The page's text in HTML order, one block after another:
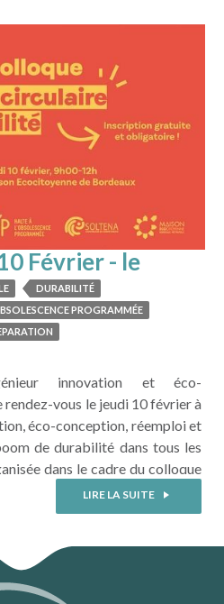
du développement, Céline
SUITE
Février - le
DURABILITÉ
PROGRAMMÉE
innovation et éco-
rendez-vous le jeudi 10 février à
éco-conception, réemploi et
de durabilité dans tous les
dans le cadre du colloque
du 10 février qui se
de #Bordeaux. Pour
(inscription ...
LIRE LA SUITE